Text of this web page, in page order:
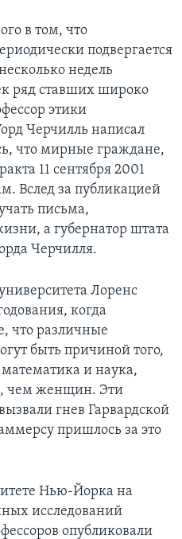
в том, что
подвергается
недель
ряд ставших широко
этики
Черчилль написал
что мирные граждане,
11 сентября 2001
Вслед за публикацией
письма,
а губернатор штата
Черчилля.
Лоренс
когда
что различные
быть причиной того,
математика и наука,
чем женщин. Эти
гнев Гарвардской
пришлось за это
Нью-Йорка на
исследований
опубликовали